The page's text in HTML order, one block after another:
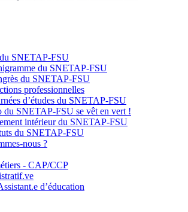
SNETAP-FSU
du SNETAP-FSU
du SNETAP-FSU
professionnelles
d’études du SNETAP-FSU
du SNETAP-FSU se vêt en vert !
intérieur du SNETAP-FSU
du SNETAP-FSU
nous ?
- CAP/CCP
d’éducation